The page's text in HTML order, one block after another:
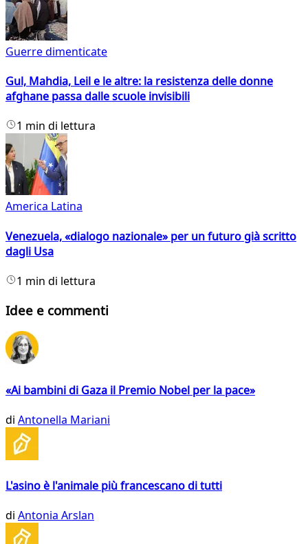
Guerre dimenticate
Gul, Mahdia, Leil e le altre: la resistenza delle donne
afghane passa dalle scuole invisibili
1 min di lettura
America Latina
Venezuela, «dialogo nazionale» per un futuro già scritto
dagli Usa
1 min di lettura
Idee e commenti
«Ai bambini di Gaza il Premio Nobel per la pace»
di Antonella Mariani
L'asino è l'animale più francescano di tutti
di Antonia Arslan